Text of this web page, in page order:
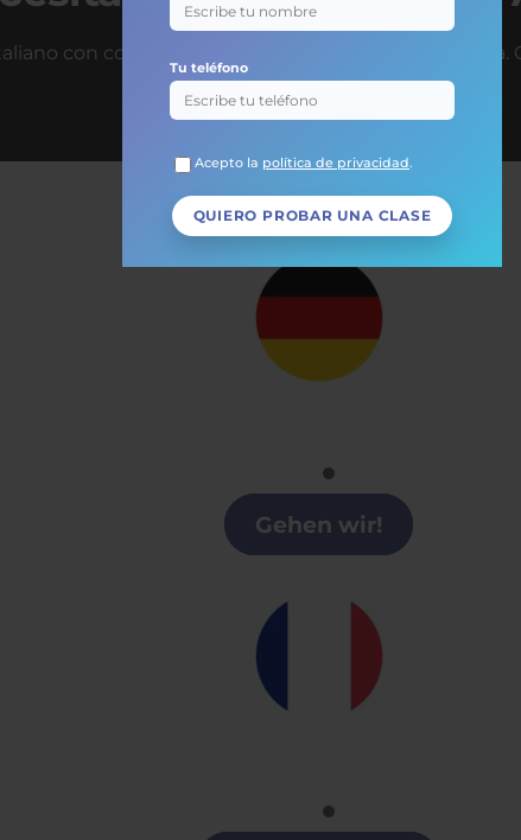
Tu teléfono
Acepto la política de privacidad.
con confianza antes de tu próximo viaje a Italia.
Clases alemán en Alicante
Gehen wir!
Clases de Francés en Alicante